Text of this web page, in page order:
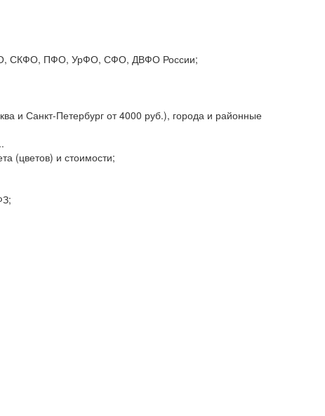
СКФО, ПФО, УрФО, СФО, ДВФО России;
и Санкт-Петербург от 4000 руб.), города и районные
(цветов) и стоимости;